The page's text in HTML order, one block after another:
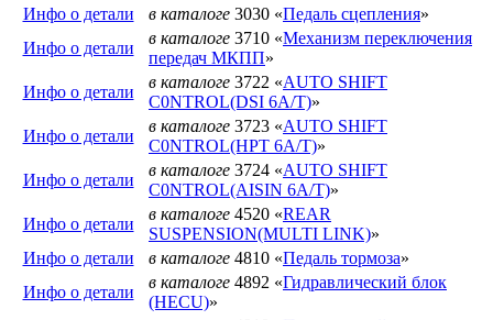
Инфо о детали
в каталоге 3030 «Педаль сцепления»
Инфо о детали
в каталоге 3710 «Механизм переключения
передач МКПП»
Инфо о детали
в каталоге 3722 «AUTO SHIFT
C0NTROL(DSI 6A/T)»
Инфо о детали
в каталоге 3723 «AUTO SHIFT
C0NTROL(HPT 6A/T)»
Инфо о детали
в каталоге 3724 «AUTO SHIFT
C0NTROL(AISIN 6A/T)»
Инфо о детали
в каталоге 4520 «REAR
SUSPENSION(MULTI LINK)»
Инфо о детали
в каталоге 4810 «Педаль тормоза»
Инфо о детали
в каталоге 4892 «Гидравлический блок
(HECU)»